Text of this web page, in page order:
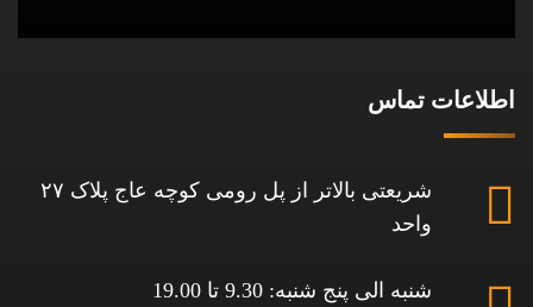
اطلاعات تماس
شریعتی بالاتر از پل رومی کوچه عاج پلاک ۲۷
واحد
شنبه الی پنج شنبه: 9.30 تا 19.00